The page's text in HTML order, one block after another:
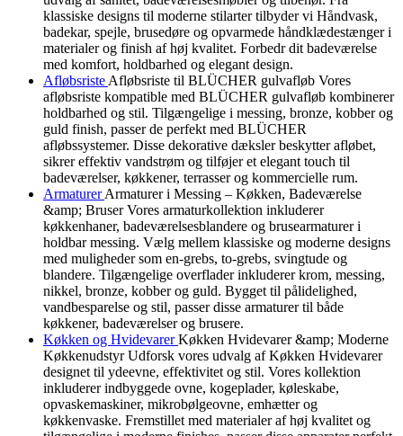
klassiske designs til moderne stilarter tilbyder vi Håndvask,
badekar, spejle, brusedøre og opvarmede håndklædestænger i
materialer og finish af høj kvalitet. Forbedr dit badeværelse
med komfort, holdbarhed og elegant design.
Afløbsriste Afløbsriste til BLÜCHER gulvafløb Vores
afløbsriste kompatible med BLÜCHER gulvafløb kombinerer
holdbarhed og stil. Tilgængelige i messing, bronze, kobber og
guld finish, passer de perfekt med BLÜCHER
afløbssystemer. Disse dekorative dæksler beskytter afløbet,
sikrer effektiv vandstrøm og tilføjer et elegant touch til
badeværelser, køkkener, terrasser og kommercielle rum.
ArmaturerArmaturer i Messing – Køkken, Badeværelse
&amp; Bruser Vores armaturkollektion inkluderer
køkkenhaner, badeværelsesblandere og brusearmaturer i
holdbar messing. Vælg mellem klassiske og moderne designs
med muligheder som en-grebs, to-grebs, svingtude og
blandere. Tilgængelige overflader inkluderer krom, messing,
nikkel, bronze, kobber og guld. Bygget til pålidelighed,
vandbesparelse og stil, passer disse armaturer til både
køkkener, badeværelser og brusere.
Køkken og HvidevarerKøkken Hvidevarer &amp; Moderne
Køkkenudstyr Udforsk vores udvalg af Køkken Hvidevarer
designet til ydeevne, effektivitet og stil. Vores kollektion
inkluderer indbyggede ovne, kogeplader, køleskabe,
opvaskemaskiner, mikrobølgeovne, emhætter og
køkkenvaske. Fremstillet med materialer af høj kvalitet og